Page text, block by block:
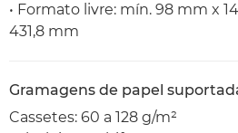
• Formato livre: mín. 98 mm x
431,8 mm
Gramagens de papel
Cassetes: 60 a 128 g/m²